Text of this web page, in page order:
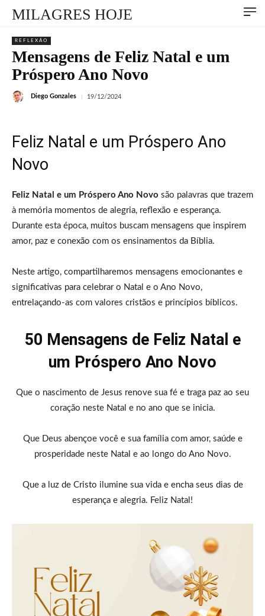
MILAGRES HOJE
REFLEXÃO
Mensagens de Feliz Natal e um
Próspero Ano Novo
Diego Gonzales 19/12/2024
Feliz Natal e um Próspero Ano
Novo
Feliz Natal e um Próspero Ano Novo são palavras que trazem
à memória momentos de alegria, reflexão e esperança.
Durante esta época, muitos buscam mensagens que inspirem
amor, paz e conexão com os ensinamentos da Bíblia.
Neste artigo, compartilharemos mensagens emocionantes e
significativas para celebrar o Natal e o Ano Novo,
entrelaçando-as com valores cristãos e princípios bíblicos.
50 Mensagens de Feliz Natal e
um Próspero Ano Novo
Que o nascimento de Jesus renove sua fé e traga paz ao seu
coração neste Natal e no ano que se inicia.
Que Deus abençoe você e sua família com amor, saúde e
prosperidade neste Natal e ao longo do Ano Novo.
Que a luz de Cristo ilumine sua vida e encha seus dias de
esperança e alegria. Feliz Natal!